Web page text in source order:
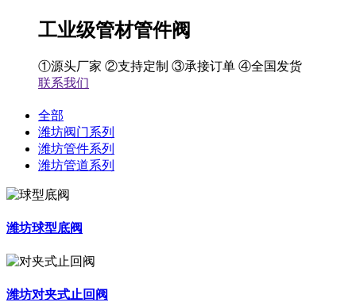
工业级管材管件阀
①源头厂家 ②支持定制 ③承接订单 ④全国发货
联系我们
全部
潍坊阀门系列
潍坊管件系列
潍坊管道系列
潍坊球型底阀
潍坊对夹式止回阀